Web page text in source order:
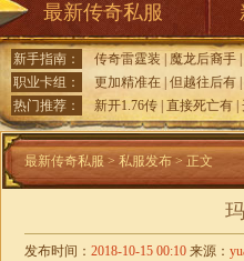
最新传奇私服
新手指南： 传奇雷霆装 魔龙后裔手
职业卡组：
更加精准在 但越往后有
热门推荐：
新开1.76传 直接死亡有
最新传奇私服 > 私服发布 > 正文
发布时间： 2018-10-15 00:10 来源：